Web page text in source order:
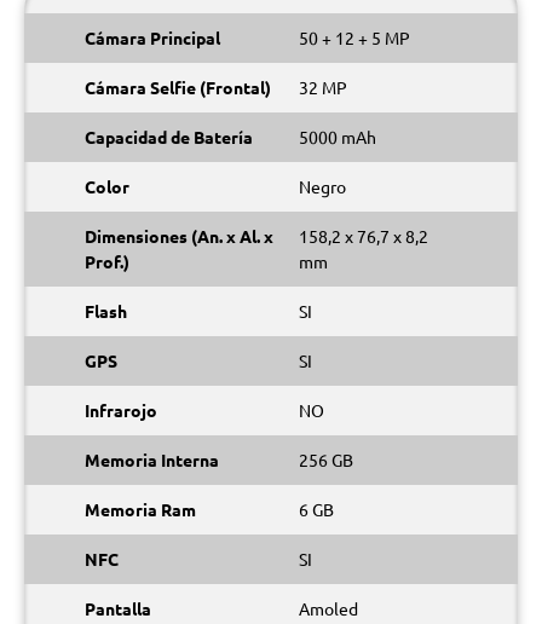
Cámara Principal 50 + 12 + 5 MP
Cámara Selfie (Frontal) 32 MP
Capacidad de Batería 5000 mAh
Color Negro
Dimensiones (An. x Al. x
Prof.)
158,2 x 76,7 x 8,2
mm
Flash SI
GPS SI
Infrarojo NO
Memoria Interna 256 GB
Memoria Ram 6 GB
NFC SI
Pantalla Amoled